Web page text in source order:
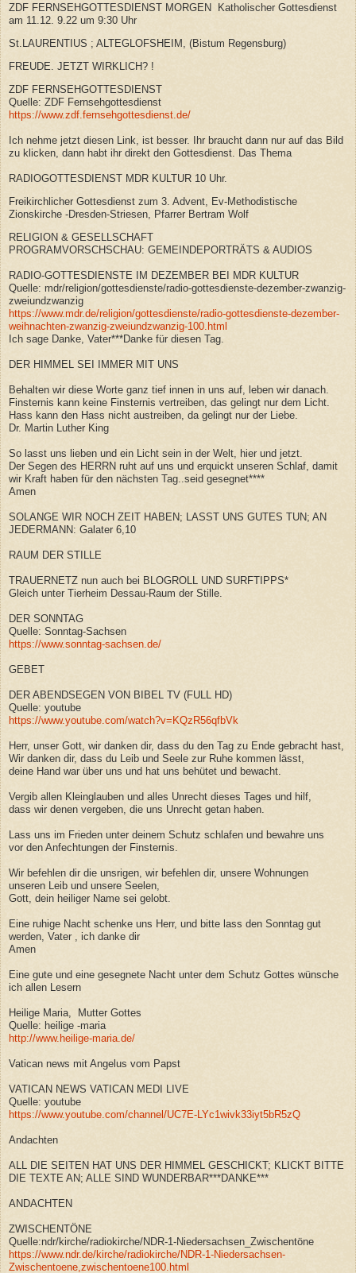
ZDF FERNSEHGOTTESDIENST MORGEN
Katholischer Gottesdienst
am 11.12. 9.22 um 9:30 Uhr
St.LAURENTIUS ; ALTEGLOFSHEIM, (Bistum Regensburg)
FREUDE. JETZT WIRKLICH? !
ZDF FERNSEHGOTTESDIENST
Quelle: ZDF Fernsehgottesdienst
https://www.zdf.fernsehgottesdienst.de/
Ich nehme jetzt diesen Link, ist besser. Ihr braucht dann nur auf das Bild
zu klicken, dann habt ihr direkt den Gottesdienst. Das Thema
RADIOGOTTESDIENST MDR KULTUR 10 Uhr.
Freikirchlicher Gottesdienst zum 3. Advent, Ev-Methodistische
Zionskirche -Dresden-Striesen, Pfarrer Bertram Wolf
RELIGION & GESELLSCHAFT
PROGRAMVORSCHSCHAU: GEMEINDEPORTRÄTS & AUDIOS
RADIO-GOTTESDIENSTE IM DEZEMBER BEI MDR KULTUR
Quelle: mdr/religion/gottesdienste/radio-gottesdienste-dezember-zwanzig-
zweiundzwanzig
https://www.mdr.de/religion/gottesdienste/radio-gottesdienste-dezember-
weihnachten-zwanzig-zweiundzwanzig-100.html
Ich sage Danke, Vater***Danke für diesen Tag.
DER HIMMEL SEI IMMER MIT UNS
Behalten wir diese Worte ganz tief innen in uns auf, leben wir danach.
Finsternis kann keine Finsternis vertreiben, das gelingt nur dem Licht.
Hass kann den Hass nicht austreiben, da gelingt nur der Liebe.
Dr. Martin Luther King
So lasst uns lieben und ein Licht sein in der Welt, hier und jetzt.
Der Segen des HERRN ruht auf uns und erquickt unseren Schlaf, damit
wir Kraft haben für den nächsten Tag..seid gesegnet****
Amen
SOLANGE WIR NOCH ZEIT HABEN; LASST UNS GUTES TUN; AN
JEDERMANN: Galater 6,10
RAUM DER STILLE
TRAUERNETZ nun auch bei BLOGROLL UND SURFTIPPS*
Gleich unter Tierheim Dessau-Raum der Stille.
DER SONNTAG
Quelle: Sonntag-Sachsen
https://www.sonntag-sachsen.de/
GEBET
DER ABENDSEGEN VON BIBEL TV (FULL HD)
Quelle: youtube
https://www.youtube.com/watch?v=KQzR56qfbVk
Herr, unser Gott, wir danken dir, dass du den Tag zu Ende gebracht hast,
Wir danken dir, dass du Leib und Seele zur Ruhe kommen lässt,
deine Hand war über uns und hat uns behütet und bewacht.
Vergib allen Kleinglauben und alles Unrecht dieses Tages und hilf,
dass wir denen vergeben, die uns Unrecht getan haben.
Lass uns im Frieden unter deinem Schutz schlafen und bewahre uns
vor den Anfechtungen der Finsternis.
Wir befehlen dir die unsrigen, wir befehlen dir, unsere Wohnungen
unseren Leib und unsere Seelen,
Gott, dein heiliger Name sei gelobt.
Eine ruhige Nacht schenke uns Herr, und bitte lass den Sonntag gut
werden, Vater , ich danke dir
Amen
Eine gute und eine gesegnete Nacht unter dem Schutz Gottes wünsche
ich allen Lesern
Heilige Maria, Mutter Gottes
Quelle: heilige -maria
http://www.heilige-maria.de/
Vatican news mit Angelus vom Papst
VATICAN NEWS VATICAN MEDI LIVE
Quelle: youtube
https://www.youtube.com/channel/UC7E-LYc1wivk33iyt5bR5zQ
Andachten
ALL DIE SEITEN HAT UNS DER HIMMEL GESCHICKT; KLICKT BITTE
DIE TEXTE AN; ALLE SIND WUNDERBAR***DANKE***
ANDACHTEN
ZWISCHENTÖNE
Quelle:ndr/kirche/radiokirche/NDR-1-Niedersachsen_Zwischentöne
https://www.ndr.de/kirche/radiokirche/NDR-1-Niedersachsen-
Zwischentoene,zwischentoene100.html